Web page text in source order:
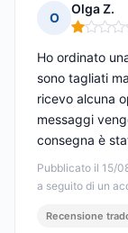
O
Olga Z.
Nota: 1
Pubblicato il 15/
a seguito di un
Ho ordinato
sono tagliati
ricevo alcuna
messaggi
consegna è
Recensione